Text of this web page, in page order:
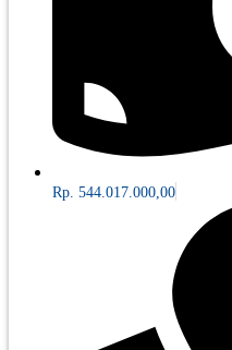
Rp. 544.017.000,00